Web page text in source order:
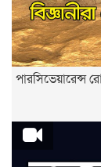
পারসিভেয়ারেন্স